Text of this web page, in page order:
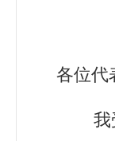
各位代